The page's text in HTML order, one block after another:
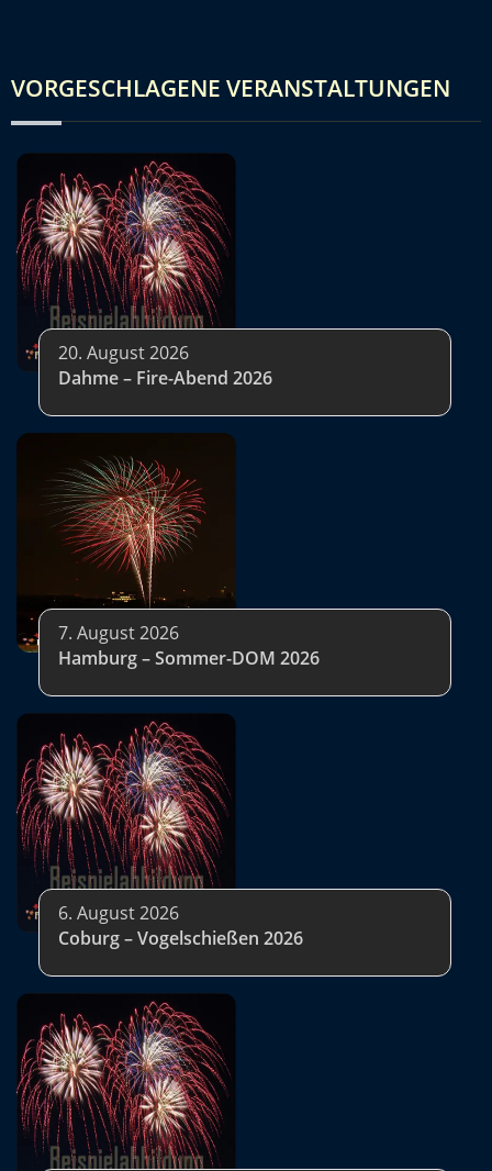
VORGESCHLAGENE VERANSTALTUNGEN
20. August 2026
Dahme – Fire-Abend 2026
7. August 2026
Hamburg – Sommer-DOM 2026
6. August 2026
Coburg – Vogelschießen 2026